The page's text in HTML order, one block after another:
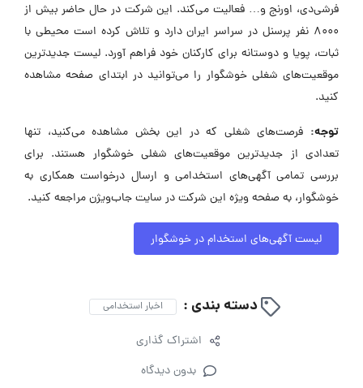
فرشی‌دی، اورنج و… فعالیت می‌کند. این شرکت در حال حاضر بیش از
8000 نفر پرسنل در سراسر ایران دارد و تلاش کرده است محیطی با
ثبات، پویا و دوستانه برای کارکنان خود فراهم آورد. لیست جدیدترین
موقعیت‌های شغلی خوشگوار را می‌توانید در ابتدای صفحه مشاهده
کنید.
توجه: فرصت‌های شغلی که در این بخش مشاهده می‌کنید، تنها
تعدادی از جدیدترین موقعیت‌های شغلی خوشگوار هستند. برای
بررسی تمامی آگهی‌های استخدامی و ارسال درخواست همکاری به
خوشگوار، به صفحه ویژه این شرکت در سایت جاب‌ویژن مراجعه کنید.
لیست آگهی‌های استخدام در خوشگوار
دسته بندی : اخبار استخدامی
اشتراک گذاری
بدون دیدگاه